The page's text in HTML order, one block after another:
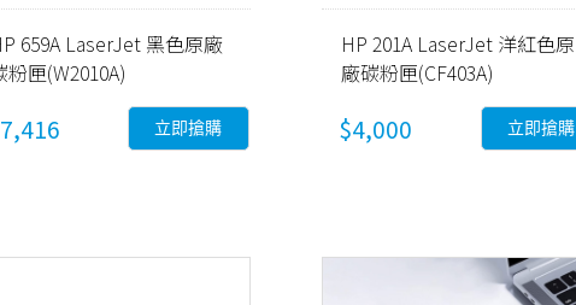
659A LaserJet 黑色原廠
粉匣(W2010A)
立即搶購
HP 201A LaserJet 洋紅色原
廠碳粉匣(CF403A)
$4,000 立即搶購